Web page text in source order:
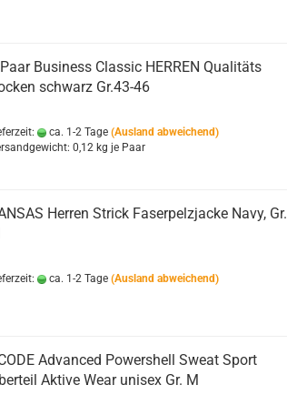
Business Classic HERREN Qualitäts
schwarz Gr.43-46
ca. 1-2 Tage (Ausland abweichend)
0,12 kg je Paar
Herren Strick Faserpelzjacke Navy, Gr.
ca. 1-2 Tage (Ausland abweichend)
Advanced Powershell Sweat Sport
Aktive Wear unisex Gr. M